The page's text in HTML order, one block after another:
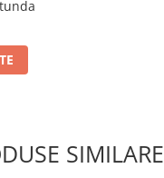
SIMILARE